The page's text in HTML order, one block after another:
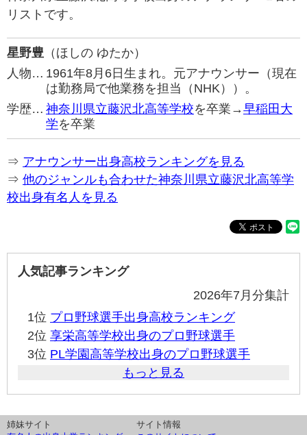
リストです。
星野豊 （ほしの ゆたか）
人物… 1961年8月6日生まれ。元アナウンサー（現在
は勤務局で他業務を担当（NHK））。
学歴… 神奈川県立藤沢北高等学校を卒業→早稲田大
学を卒業
⇒ アナウンサー出身高校ランキングを見る
⇒ 他のジャンルも合わせた神奈川県立藤沢北高等学
校出身有名人を見る
人気記事ランキング
2026年7月分集計
1位 プロ野球選手出身高校ランキング
2位 享栄高等学校出身のプロ野球選手
3位 PL学園高等学校出身のプロ野球選手
もっと見る
姉妹サイト
サイト情報